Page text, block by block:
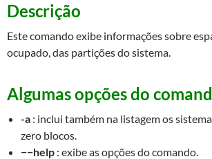
Descrição
Este comando exibe informações sobre
ocupado, das partições do sistema.
Algumas opções do
-a : inclui também na listagem os
zero blocos.
−−help : exibe as opções do comando.